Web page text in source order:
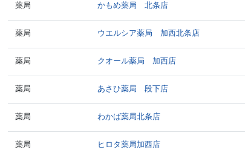
薬局 かもめ薬局 北条店
薬局 ウエルシア薬局 加西北条店
薬局 クオール薬局 加西店
薬局 あさひ薬局 段下店
薬局 わかば薬局北条店
薬局 ヒロタ薬局加西店